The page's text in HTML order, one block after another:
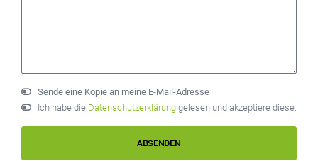
Sende eine Kopie an meine E-Mail-Adresse
Ich habe die Datenschutzerklärunggelesen und akzeptiere diese.